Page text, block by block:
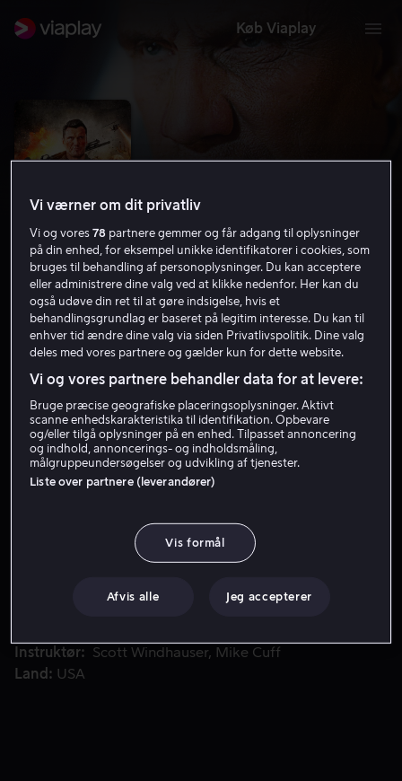
Køb Viaplay
Dead Trigger
3.2 Gys Action 2017 1 t. 27 min
12 år
HD
Lej 49 kr
Se trailer
Et mystisk virus har dræbt millioner og forvandlet utallige
Et mystisk virus har dræbt millioner og forvandlet
utallige andre til levende døde.
Instruktør
Scott Windhauser
Mike Cuff
Land
USA
Vi værner om dit privatliv
Vi og vores78 partnere gemmer og får adgang til oplysninger
på din enhed, for eksempel unikke identifikatorer i cookies, som
bruges til behandling af personoplysninger. Du kan acceptere
eller administrere dine valg ved at klikke nedenfor. Her kan du
også udøve din ret til at gøre indsigelse, hvis et
behandlingsgrundlag er baseret på legitim interesse. Du kan til
enhver tid ændre dine valg via siden Privatlivspolitik. Dine valg
deles med vores partnere og gælder kun for dette website.
Vi og vores partnere behandler data for at levere:
Bruge præcise geografiske placeringsoplysninger. Aktivt
scanne enhedskarakteristika til identifikation. Opbevare
og/eller tilgå oplysninger på en enhed. Tilpasset annoncering
og indhold, annoncerings- og indholdsmåling,
målgruppeundersøgelser og udvikling af tjenester.
Liste over partnere (leverandører)
Vis formål
Afvis alle Jeg accepterer